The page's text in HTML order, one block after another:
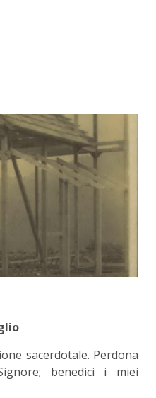
sacerdotale. Perdona
benedici i miei